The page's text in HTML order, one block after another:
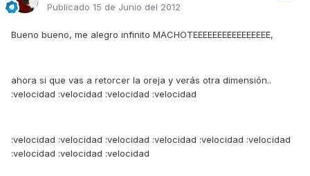
Publicado 15 de Junio del 2012
Bueno bueno, me alegro infinito MACHOTEEEEEEEEEEEEEEEE,
ahora si que vas a retorcer la oreja y verás otra dimensión..
:velocidad :velocidad :velocidad :velocidad
:velocidad :velocidad :velocidad :velocidad :velocidad :velocidad
:velocidad :velocidad :velocidad